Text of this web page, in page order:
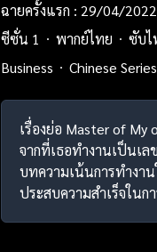
ฉายครั้งแรก : 29/04/2022
ซีซั่น 1
พากย์ไทย ซับไ
Business
Chinese Series
เรื่องย่อ Master of
จากที่เธอทำงานเป็นเ
บทความเน้นการทำงา
ประสบความสำเร็จในก